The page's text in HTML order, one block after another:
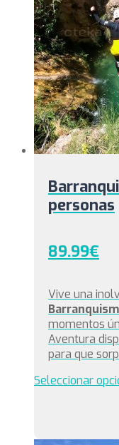
personas
89.99€
Vive una
momentos
Aventura
para que
Seleccionar